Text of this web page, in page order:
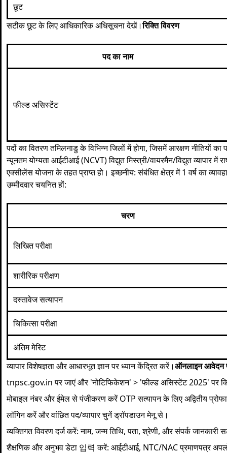
छूट
सटीक छूट के लिए आधिकारिक अधिसूचना देखें।रिक्ति विवरण
पद का नाम
फील्ड असिस्टेंट
पदों का वितरण तमिलनाडु के विभिन्न जिलों में होगा, जिसमें आरक्षण नीतियों
न्यूनतम योग्यता आईटीआई (NCVT) विद्युत मिस्त्री/वायरमैन/विद्युत व्यापार
एक्सीलेंस योजना के तहत प्राप्त हो। इच्छनीय: संबंधित क्षेत्र में 1 वर्ष का
उम्मीदवार चयनित हों:
चरण
लिखित परीक्षा
शारीरिक परीक्षण
दस्तावेज सत्यापन
चिकित्सा परीक्षा
अंतिम मेरिट
व्यापार विशेषज्ञता और आधारभूत ज्ञान पर ध्यान केंद्रित करें।ऑनलाइन आवेदन
tnpsc.gov.in पर जाएं और 'नोटिफिकेशन' > 'फील्ड असिस्टेंट 2025' पर
मोबाइल नंबर और ईमेल से पंजीकरण करें OTP सत्यापन के लिए अद्वितीय
लॉगिन करें और वांछित पद/व्यापार चुनें ड्रॉपडाउन मेनू से।
व्यक्तिगत विवरण दर्ज करें: नाम, जन्म तिथि, पता, श्रेणी, और संपर्क जानकारी
शैक्षणिक और अनुभव डेटा 입력 करें: आईटीआई, NTC/NAC प्रमाणपत्र